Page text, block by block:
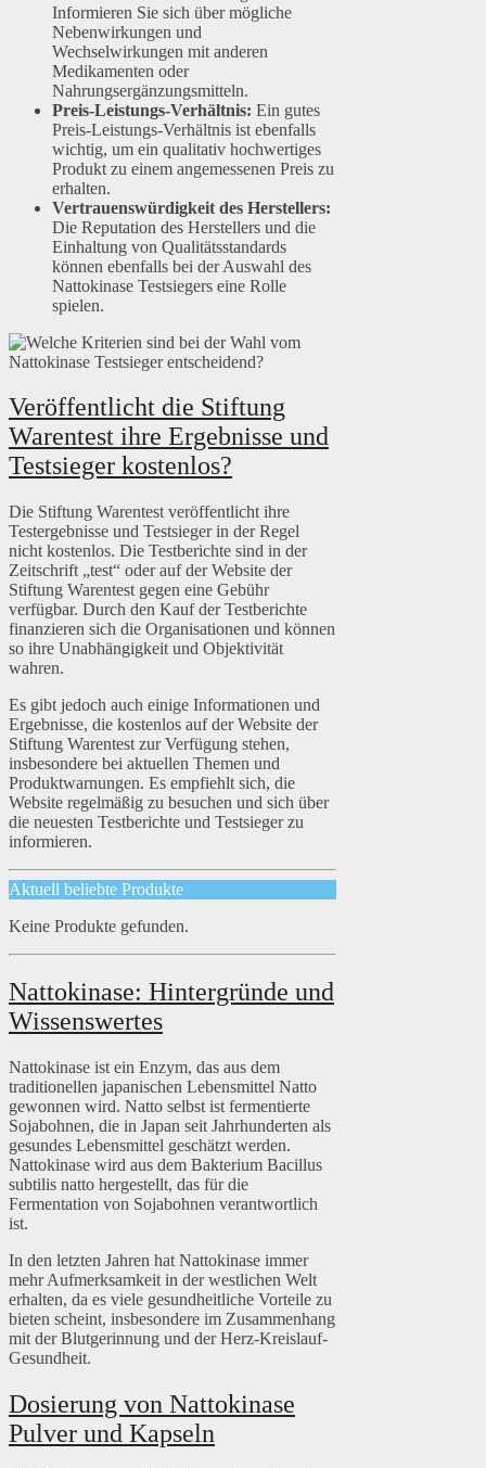
Informieren Sie sich über mögliche
Nebenwirkungen und
Wechselwirkungen mit anderen
Medikamenten oder
Nahrungsergänzungsmitteln.
Preis-Leistungs-Verhältnis: Ein gutes
Preis-Leistungs-Verhältnis ist ebenfalls
wichtig, um ein qualitativ hochwertiges
Produkt zu einem angemessenen Preis zu
erhalten.
Vertrauenswürdigkeit des Herstellers:
Die Reputation des Herstellers und die
Einhaltung von Qualitätsstandards
können ebenfalls bei der Auswahl des
Nattokinase Testsiegers eine Rolle
spielen.
Veröffentlicht die Stiftung
Warentest ihre Ergebnisse und
Testsieger kostenlos?
Die Stiftung Warentest veröffentlicht ihre
Testergebnisse und Testsieger in der Regel
nicht kostenlos. Die Testberichte sind in der
Zeitschrift „test“ oder auf der Website der
Stiftung Warentest gegen eine Gebühr
verfügbar. Durch den Kauf der Testberichte
finanzieren sich die Organisationen und können
so ihre Unabhängigkeit und Objektivität
wahren.
Es gibt jedoch auch einige Informationen und
Ergebnisse, die kostenlos auf der Website der
Stiftung Warentest zur Verfügung stehen,
insbesondere bei aktuellen Themen und
Produktwarnungen. Es empfiehlt sich, die
Website regelmäßig zu besuchen und sich über
die neuesten Testberichte und Testsieger zu
informieren.
Aktuell beliebte Produkte
Keine Produkte gefunden.
Nattokinase: Hintergründe und
Wissenswertes
Nattokinase ist ein Enzym, das aus dem
traditionellen japanischen Lebensmittel Natto
gewonnen wird. Natto selbst ist fermentierte
Sojabohnen, die in Japan seit Jahrhunderten als
gesundes Lebensmittel geschätzt werden.
Nattokinase wird aus dem Bakterium Bacillus
subtilis natto hergestellt, das für die
Fermentation von Sojabohnen verantwortlich
ist.
In den letzten Jahren hat Nattokinase immer
mehr Aufmerksamkeit in der westlichen Welt
erhalten, da es viele gesundheitliche Vorteile zu
bieten scheint, insbesondere im Zusammenhang
mit der Blutgerinnung und der Herz-Kreislauf-
Gesundheit.
Dosierung von Nattokinase
Pulver und Kapseln